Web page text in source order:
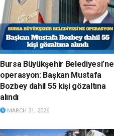
Bursa Büyükşehir Belediyesi’ne
operasyon: Başkan Mustafa
Bozbey dahil 55 kişi gözaltına
alındı
MARCH 31, 2026